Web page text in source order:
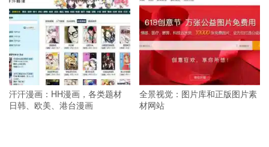
汗汗漫画：HH漫画，各类题材
日韩、欧美、港台漫画
全景视觉：图片库和正版图片素
材网站